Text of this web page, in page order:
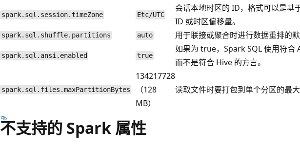
spark.sql.session.timeZone Etc/UTC
会话本地时区的 ID，格式可以是基
ID 或时区偏移量。
spark.sql.shuffle.partitions auto 用于联接或聚合时进行数据重排的默
spark.sql.ansi.enabled true
如果为 true，Spark SQL 使用符合
而不是符合 Hive 的方言。
spark.sql.files.maxPartitionBytes
134217728
（128
MB）
读取文件时要打包到单个分区的最大
不支持的 Spark 属性